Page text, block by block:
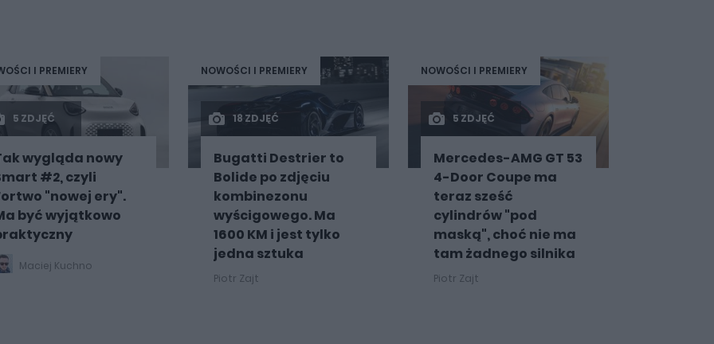
I PREMIERY
5 ZDJĘĆ
wygląda nowy
#2, czyli
"nowej ery".
być wyjątkowo
Maciej Kuchno
NOWOŚCI I PREMIERY
18 ZDJĘĆ
Bugatti Destrier to
Bolide po zdjęciu
kombinezonu
wyścigowego. Ma
1600 KM i jest tylko
jedna sztuka
Piotr Zajt
NOWOŚCI I PREMIERY
5 ZDJĘĆ
Mercedes-AMG GT 53
4-Door Coupe ma
teraz sześć
cylindrów "pod
maską", choć nie ma
tam żadnego silnika
Piotr Zajt